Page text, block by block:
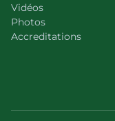
Vidéos
Photos
Accreditations